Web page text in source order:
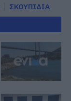
ΣΚΟΥΠΙΔΙΑ